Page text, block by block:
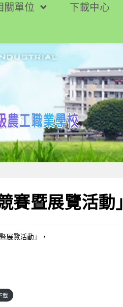
關單位 下載中心
賽暨展覽活動」
展覽活動」，
載